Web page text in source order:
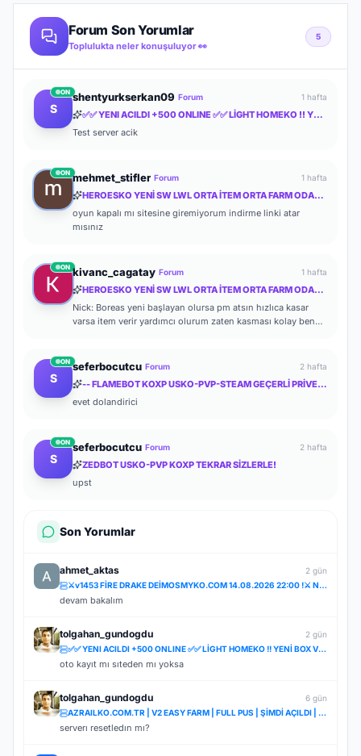
Forum Son Yorumlar
Toplulukta neler konuşuluyor 👀
5
S
ON shentyurkserkan09 Forum 1 hafta
✅✅ YENI ACILDI +500 ONLINE ✅✅ LİGHT HOMEKO !! YENİ BOX VE DRAGON SHELLER İLE✅✅
Test server acik
ON mehmet_stifler Forum 1 hafta
HEROESKO YENİ SW LWL ORTA İTEM ORTA FARM ODAKLI HERKESİ BEKLERİZ
oyun kapalı mı sitesine giremiyorum indirme linki atar
mısınız
ON kivanc_cagatay Forum 1 hafta
HEROESKO YENİ SW LWL ORTA İTEM ORTA FARM ODAKLI HERKESİ BEKLERİZ
Nick: Boreas yeni başlayan olursa pm atsın hızlıca kasar
varsa item verir yardımcı olurum zaten kasması kolay ben
S
ON seferbocutcu Forum 2 hafta
-- FLAMEBOT KOXP USKO-PVP-STEAM GEÇERLİ PRİVETE KOXP--
evet dolandirici
S
ON seferbocutcu Forum 2 hafta
ZEDBOT USKO-PVP KOXP TEKRAR SİZLERLE!
upst
Son Yorumlar
ahmet_aktas
2 gün
⚔️v1453 FİRE DRAKE DEİMOSMYKO.COM 14.08.2026 22:00 !⚔️ NOSTALJİ SERVER STARTER BEDAVA!ÖZLENEN NOSTAL
devam bakalım
tolgahan_gundogdu
2 gün
✅✅ YENI ACILDI +500 ONLINE ✅✅ LİGHT HOMEKO !! YENİ BOX VE DRAGON SHELLER İLE✅✅
oto kayıt mı sıteden mı yoksa
tolgahan_gundogdu
6 gün
AZRAILKO.COM.TR | V2 EASY FARM | FULL PUS | ŞİMDİ AÇILDI | İNDİR BAŞLA
serverı resetledın mı?